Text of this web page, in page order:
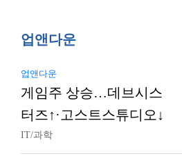
업앤다운
업앤다운
게임주 상승…데브시스
터즈↑·고스트스튜디오↓
IT/과학